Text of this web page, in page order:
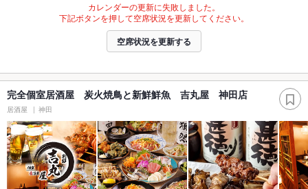
カレンダーの更新に失敗しました。
下記ボタンを押して空席状況を更新してください。
空席状況を更新する
完全個室居酒屋 炭火焼鳥と新鮮鮮魚 吉丸屋 神田店
居酒屋 神田